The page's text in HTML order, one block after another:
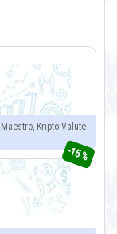
Kripto Valute
-15 %